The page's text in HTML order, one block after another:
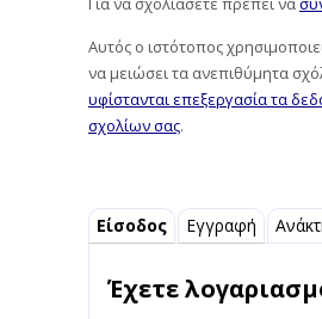
Αυτός ο ιστότοπος
να μειώσει τα ανεπιθύμητα
υφίστανται επεξεργασία τα
σχολίων σας.
Είσοδος Εγγραφή
Έχετε